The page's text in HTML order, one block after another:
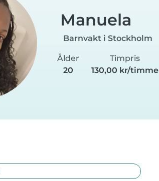
Manuela
Barnvakt i Stockholm
Ålder
20
Timpris
130,00 kr/timme